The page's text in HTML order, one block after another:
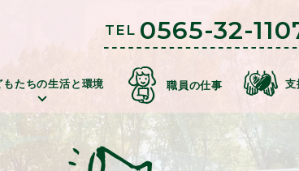
TEL 0565-32-
立地につい
て
事業内
容
苦情に対する取
組
もたちの生活と環境
づく
コミュニティ（地域交流・公益事
業）
自立への
職員の仕事 支
寄贈物品の場合 ボランティアの場合 支援のお